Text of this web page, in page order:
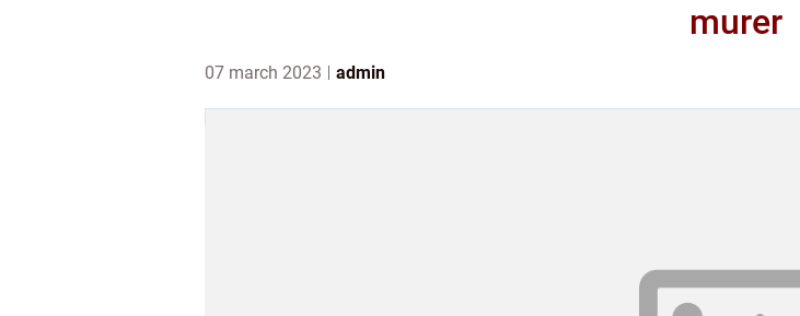
murer
07 march 2023 admin